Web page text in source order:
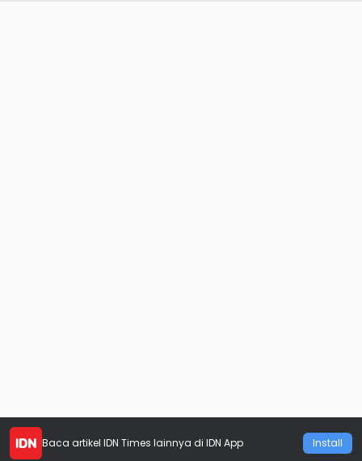
Baca artikel IDN Times lainnya di IDN App Install